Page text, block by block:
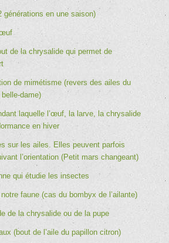
générations en une saison)
de la chrysalide qui permet de
de mimétisme (revers des ailes du
dame)
laquelle l’œuf, la larve, la chrysalide
en hiver
sur les ailes. Elles peuvent parfois
l’orientation (Petit mars changeant)
qui étudie les insectes
faune (cas du bombyx de l’ailante)
de la chrysalide ou de la pupe
(bout de l’aile du papillon citron)